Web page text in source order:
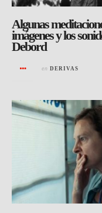
Algunas
imágenes y los
Debord
en DERIVAS